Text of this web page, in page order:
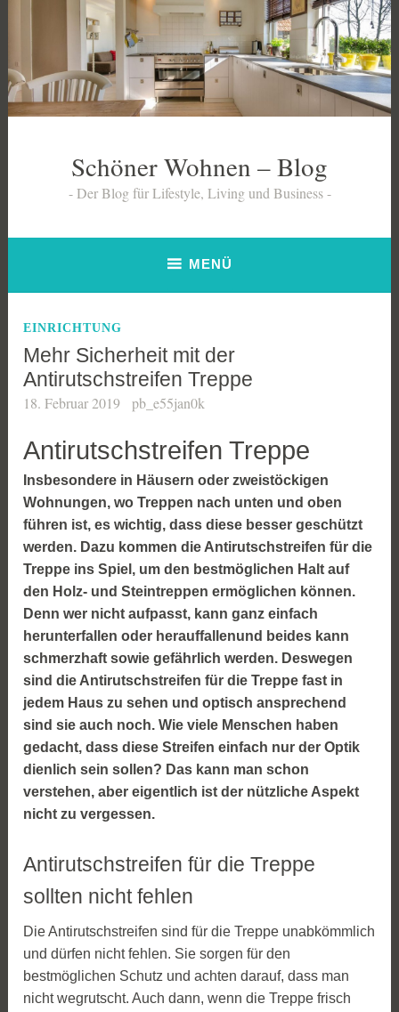
Schöner Wohnen – Blog
Der Blog für Lifestyle, Living und Business
MENÜ
EINRICHTUNG
Mehr Sicherheit mit der
Antirutschstreifen Treppe
18. Februar 2019 pb_e55jan0k
Antirutschstreifen Treppe
Insbesondere in Häusern oder zweistöckigen
Wohnungen, wo Treppen nach unten und oben
führen ist, es wichtig, dass diese besser geschützt
werden. Dazu kommen die Antirutschstreifen für die
Treppe ins Spiel, um den bestmöglichen Halt auf
den Holz- und Steintreppen ermöglichen können.
Denn wer nicht aufpasst, kann ganz einfach
herunterfallen oder herauffallenund beides kann
schmerzhaft sowie gefährlich werden. Deswegen
sind die Antirutschstreifen für die Treppe fast in
jedem Haus zu sehen und optisch ansprechend
sind sie auch noch. Wie viele Menschen haben
gedacht, dass diese Streifen einfach nur der Optik
dienlich sein sollen? Das kann man schon
verstehen, aber eigentlich ist der nützliche Aspekt
nicht zu vergessen.
Antirutschstreifen für die Treppe
sollten nicht fehlen
Die Antirutschstreifen sind für die Treppe unabkömmlich
und dürfen nicht fehlen. Sie sorgen für den
bestmöglichen Schutz und achten darauf, dass man
nicht wegrutscht. Auch dann, wenn die Treppe frisch